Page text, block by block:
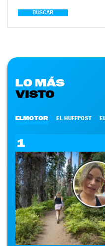
BUSCAR
LO MÁS
VISTO
ELMOTOR EL HUFFPOST
1